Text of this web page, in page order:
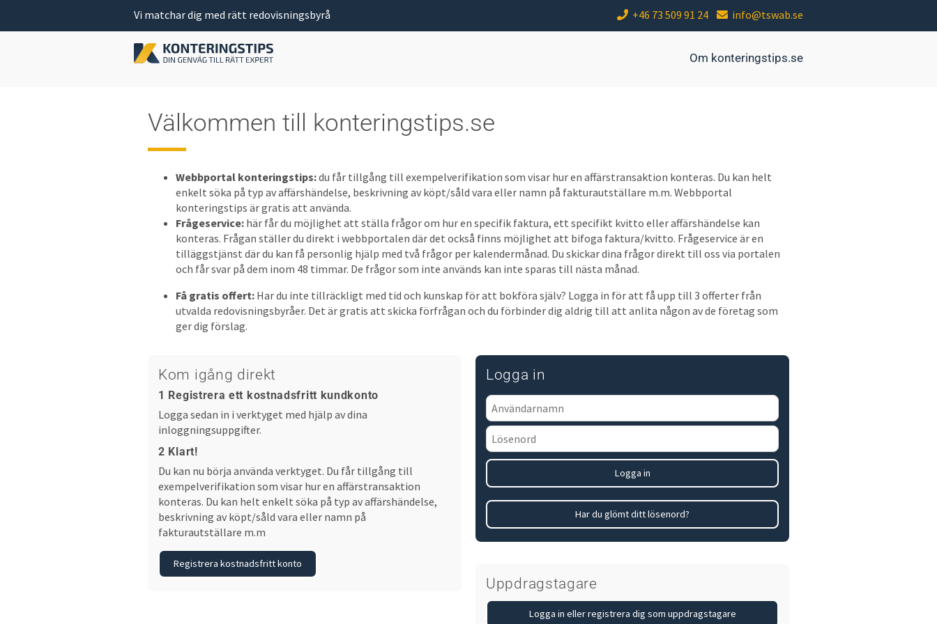
Vi matchar dig med rätt redovisningsbyrå +46 73 509 91 24 info@tswab.se
Om konteringstips.se
Välkommen till konteringstips.se
Webbportal konteringstips:du får tillgång till exempelverifikation som visar hur en affärstransaktion konteras. Du kan helt
enkelt söka på typ av affärshändelse, beskrivning av köpt/såld vara eller namn på fakturautställare m.m. Webbportal
konteringstips är gratis att använda.
Frågeservice: här får du möjlighet att ställa frågor om hur en specifik faktura, ett specifikt kvitto eller affärshändelse kan
konteras. Frågan ställer du direkt i webbportalen där det också finns möjlighet att bifoga faktura/kvitto. Frågeservice är en
tilläggstjänst där du kan få personlig hjälp med två frågor per kalendermånad. Du skickar dina frågor direkt till oss via portalen
och får svar på dem inom 48 timmar. De frågor som inte används kan inte sparas till nästa månad.
Få gratis offert: Har du inte tillräckligt med tid och kunskap för att bokföra själv? Logga in för att få upp till 3 offerter från
utvalda redovisningsbyråer. Det är gratis att skicka förfrågan och du förbinder dig aldrig till att anlita någon av de företag som
ger dig förslag.
Kom igång direkt
1 Registrera ett kostnadsfritt kundkonto
Logga sedan in i verktyget med hjälp av dina
inloggningsuppgifter.
2 Klart!
Du kan nu börja använda verktyget. Du får tillgång till
exempelverifikation som visar hur en affärstransaktion
konteras. Du kan helt enkelt söka på typ av affärshändelse,
beskrivning av köpt/såld vara eller namn på
fakturautställare m.m
Registrera kostnadsfritt konto
Logga in
Logga in
Har du glömt ditt lösenord?
Uppdragstagare
Logga in eller registrera dig som uppdragstagare